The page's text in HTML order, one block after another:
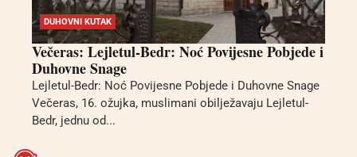
DUHOVNI KUTAK
Večeras: Lejletul-Bedr: Noć Povijesne Pobjede i
Duhovne Snage
Lejletul-Bedr: Noć Povijesne Pobjede i Duhovne Snage
Večeras, 16. ožujka, muslimani obilježavaju Lejletul-
Bedr, jednu od...